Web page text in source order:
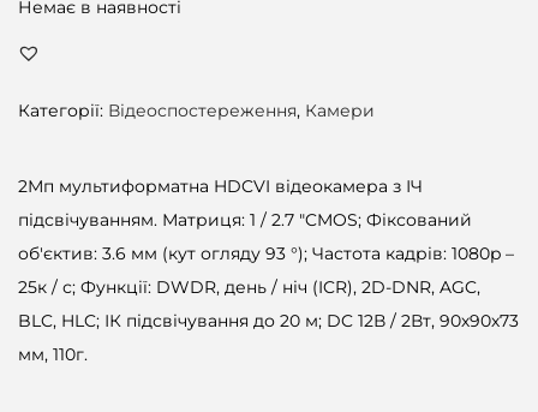
Немає в наявності
Категорії: Відеоспостереження, Камери
2Мп мультиформатна HDCVI відеокамера з ІЧ
підсвічуванням. Матриця: 1 / 2.7 "CMOS; Фіксований
об'єктив: 3.6 мм (кут огляду 93 °); Частота кадрів: 1080p –
25к / с; Функції: DWDR, день / ніч (ICR), 2D-DNR, AGC,
BLC, HLC; ІК підсвічування до 20 м; DC 12В / 2Вт, 90х90х73
мм, 110г.